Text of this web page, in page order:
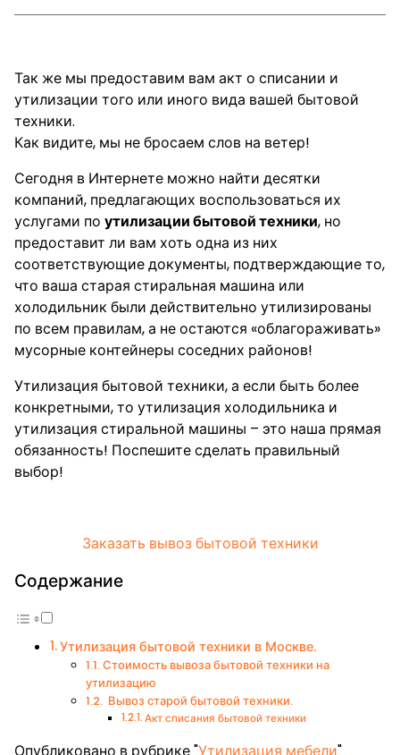
Так же мы предоставим вам акт о списании и
утилизации того или иного вида вашей бытовой
техники.
Как видите, мы не бросаем слов на ветер!
Сегодня в Интернете можно найти десятки
компаний, предлагающих воспользоваться их
услугами по утилизации бытовой техники, но
предоставит ли вам хоть одна из них
соответствующие документы, подтверждающие то,
что ваша старая стиральная машина или
холодильник были действительно утилизированы
по всем правилам, а не остаются «облагораживать»
мусорные контейнеры соседних районов!
Утилизация бытовой техники, а если быть более
конкретными, то утилизация холодильника и
утилизация стиральной машины – это наша прямая
обязанность! Поспешите сделать правильный
выбор!
Заказать вывоз бытовой техники
Содержание
Утилизация бытовой техники в Москве.
Стоимость вывоза бытовой техники на
утилизацию
Вывоз старой бытовой техники.
Акт списания бытовой техники
Опубликовано в рубрике "Утилизация мебели"